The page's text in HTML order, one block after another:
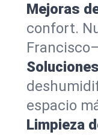
Mejoras
confort.
espacio
Limpieza